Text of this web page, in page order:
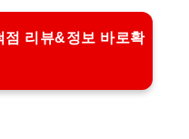
리뷰&정보 바로확